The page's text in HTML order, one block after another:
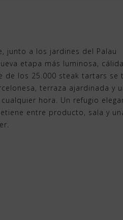
junto a los jardines del Palau
etapa más luminosa,
de los 25.000 steak tartars se
terraza ajardinada y
hora. Un refugio
entre producto, sala y